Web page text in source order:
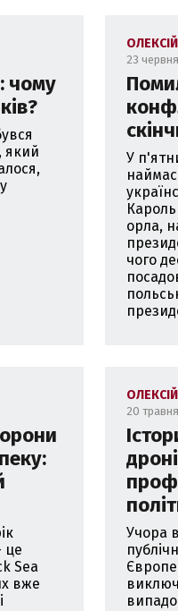
чому
який
23
У
орла,
чого
це
Sea
вже
20
Учора